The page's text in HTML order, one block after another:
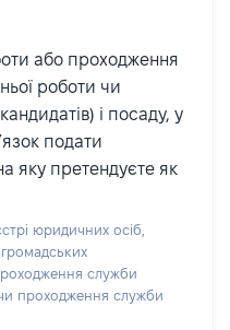
або проходження
роботи чи
і посаду, у
подати
яку претендуєте як
юридичних осіб,
служби
проходження служби